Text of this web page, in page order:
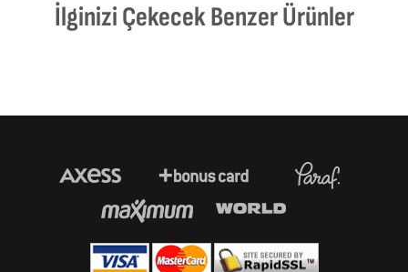
İlginizi Çekecek Benzer Ürünler